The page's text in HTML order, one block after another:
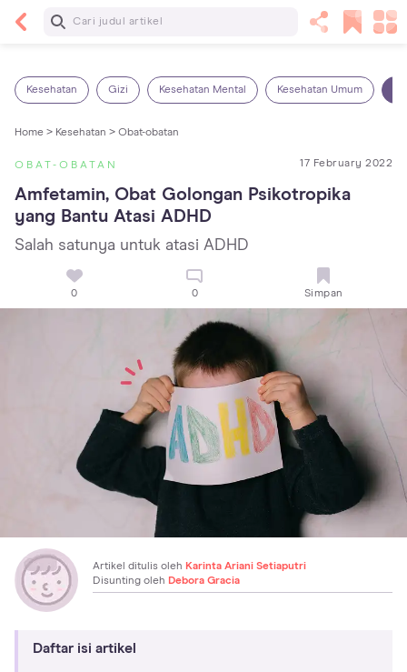
Baca Selanjutnya
Kesehatan Gizi Kesehatan Mental Kesehatan Umum
Home > Kesehatan > Obat-obatan
OBAT-OBATAN 17 February 2022
Amfetamin, Obat Golongan Psikotropika
yang Bantu Atasi ADHD
Salah satunya untuk atasi ADHD
0 0 Simpan
Artikel ditulis oleh Karinta Ariani Setiaputri
Disunting oleh Debora Gracia
Daftar isi artikel